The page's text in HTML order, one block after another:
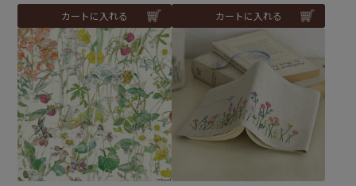
カートに入れる カートに入れる